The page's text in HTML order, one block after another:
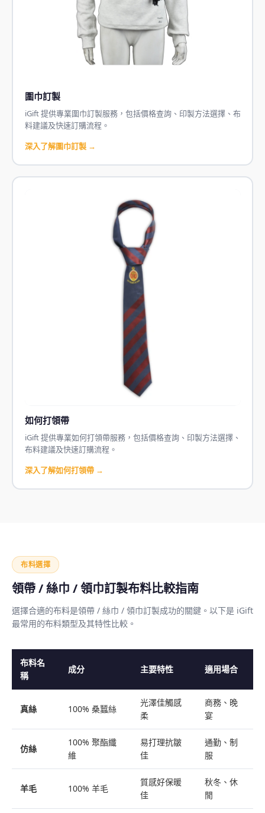
圍巾訂製
iGift 提供專業圍巾訂製服務，包括價格查詢、印製方法選擇、布
料建議及快速訂購流程。
深入了解圍巾訂製 →
如何打領帶
iGift 提供專業如何打領帶服務，包括價格查詢、印製方法選擇、
布料建議及快速訂購流程。
深入了解如何打領帶 →
布料選擇
領帶 / 絲巾 / 領巾訂製布料比較指南
選擇合適的布料是領帶 / 絲巾 / 領巾訂製成功的關鍵。以下是 iGift
最常用的布料類型及其特性比較。
布料名
稱
成分 主要特性 適用場合
真絲 100% 桑蠶絲
光澤佳觸感
柔
商務、晚
宴
仿絲
100% 聚酯纖
維
易打理抗皺
佳
通勤、制
服
羊毛 100% 羊毛
質感好保暖
佳
秋冬、休
閒